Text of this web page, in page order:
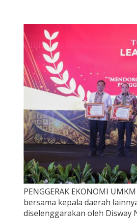
PENGGERAK EKONOMI
bersama kepala daerah
diselenggarakan oleh